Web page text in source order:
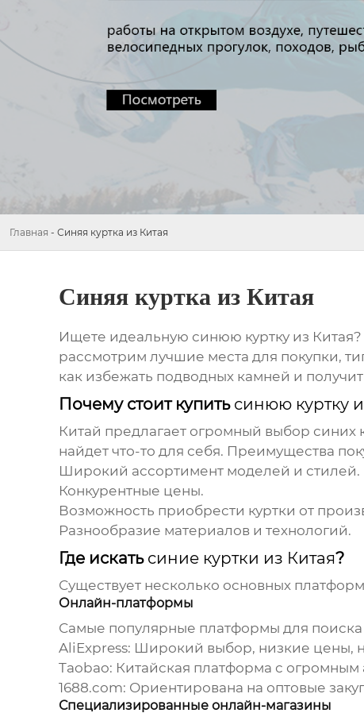
Главная - Синяя куртка из Китая
Синяя куртка из Китая
Ищете идеальную синюю куртку из Китая
рассмотрим лучшие места для покупки,
как избежать подводных камней и
Почему стоит купить синюю куртку
Китай предлагает огромный выбор синих
найдет что-то для себя. Преимущества
Широкий ассортимент моделей и стилей.
Конкурентные цены.
Возможность приобрести куртки от
Разнообразие материалов и технологий.
Где искать синие куртки из Китая?
Существует несколько основных
Онлайн-платформы
Самые популярные платформы для поиска
AliExpress: Широкий выбор, низкие цены,
Taobao: Китайская платформа с
1688.com: Ориентирована на оптовые
Специализированные онлайн-магазины